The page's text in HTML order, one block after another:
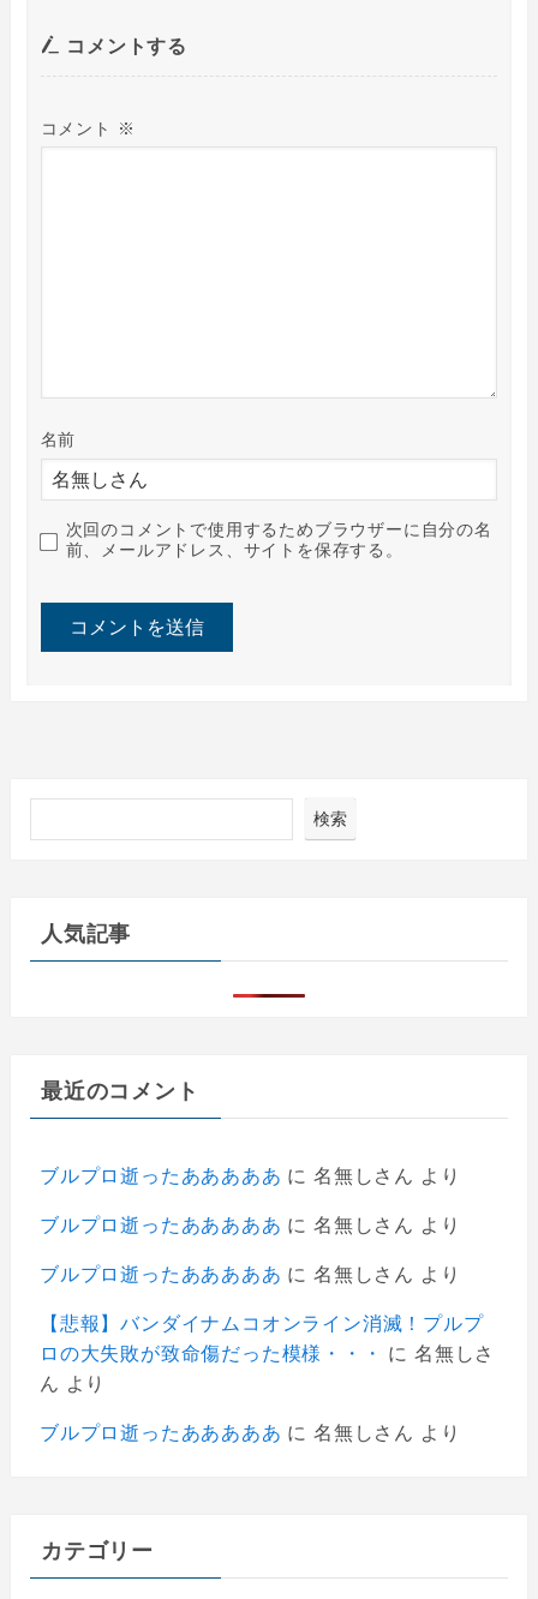
コメントする
コメント ※
名前
次回のコメントで使用するためブラウザーに自分の名
前、メールアドレス、サイトを保存する。
検索
人気記事
最近のコメント
ブルプロ逝ったあああああ に 名無しさん より
ブルプロ逝ったあああああ に 名無しさん より
ブルプロ逝ったあああああ に 名無しさん より
【悲報】バンダイナムコオンライン消滅！プルプ
ロの大失敗が致命傷だった模様・・・
に 名無しさ
ん より
ブルプロ逝ったあああああ に 名無しさん より
カテゴリー